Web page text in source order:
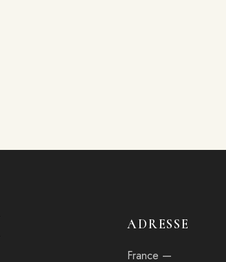
ADRESSE
France —